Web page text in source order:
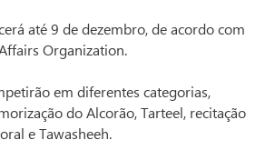
até 9 de dezembro, de acordo com
Organization.
em diferentes categorias,
do Alcorão, Tarteel, recitação
e Tawasheeh.